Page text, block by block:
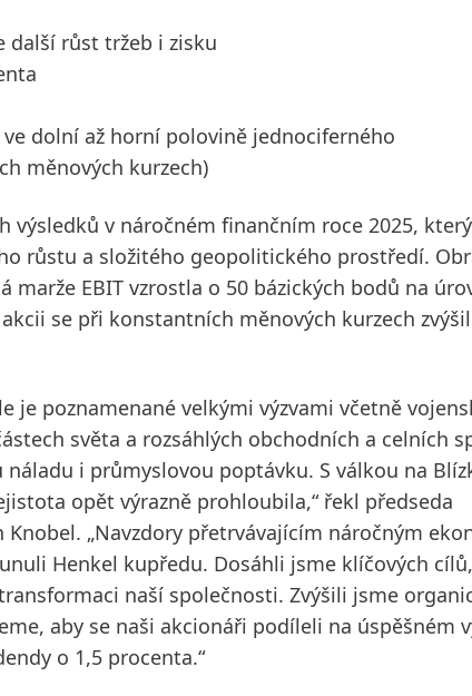
další růst tržeb i zisku
ve dolní až horní polovině jednociferného
měnových kurzech)
výsledků v náročném finančním roce 2025,
růstu a složitého geopolitického prostředí.
EBIT vzrostla o 50 bázických bodů na
se při konstantních měnových kurzech
je poznamenané velkými výzvami včetně
světa a rozsáhlých obchodních a celních
i průmyslovou poptávku. S válkou na
opět výrazně prohloubila,“ řekl předseda
„Navzdory přetrvávajícím náročným
Henkel kupředu. Dosáhli jsme klíčových
naší společnosti. Zvýšili jsme
aby se naši akcionáři podíleli na úspěšném
o 1,5 procenta.“